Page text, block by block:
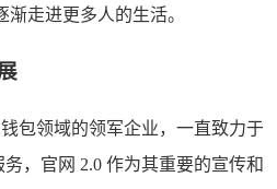
走进更多人的生活。
包领域的领军企业，一直致力于
，官网 2.0 作为其重要的宣传和